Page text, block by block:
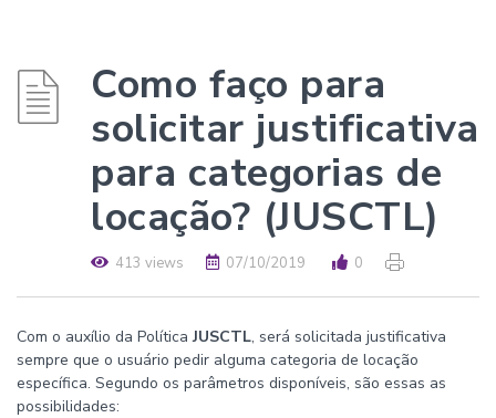
Como faço para
solicitar justificativa
para categorias de
locação? (JUSCTL)
413 views 07/10/2019 0
Com o auxílio da PolíticaJUSCTL, será solicitada justificativa
sempre que o usuário pedir alguma categoria de locação
específica. Segundo os parâmetros disponíveis, são essas as
possibilidades: